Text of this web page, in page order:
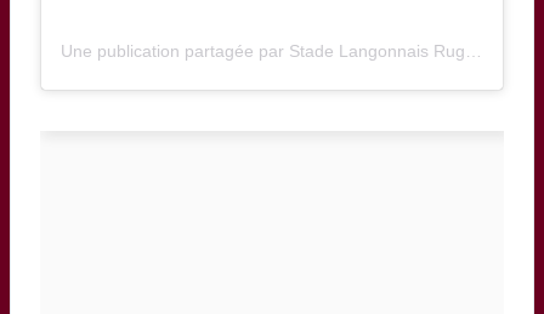
Une publication partagée par Stade Langonnais Rugby (@stadelangonnaisrugby)